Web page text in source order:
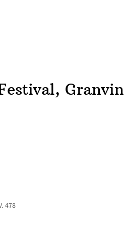
Granvin
478